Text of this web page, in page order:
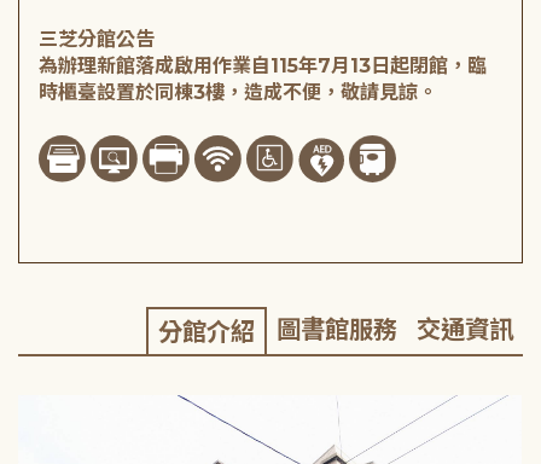
三芝分館公告
為辦理新館落成啟用作業自115年7月13日起閉館，臨
時櫃臺設置於同棟3樓，造成不便，敬請見諒。
分館介紹 圖書館服務 交通資訊